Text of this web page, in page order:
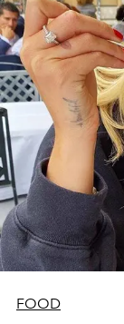
welke drie
halen.
FOOD